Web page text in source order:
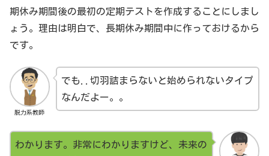
期休み期間後の最初の定期テストを作成することにしまし
ょう。理由は明白で、長期休み期間中に作っておけるから
です。
脱力系教師
でも..切羽詰まらないと始められないタイプ
なんだよー。。
わかります。非常にわかりますけど、未来の